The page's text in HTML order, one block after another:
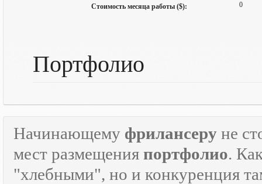
Стоимость месяца работы ($): 0
Портфолио
Начинающему фрилансеру не
мест размещения портфолио.
"хлебными", но и конкуренция